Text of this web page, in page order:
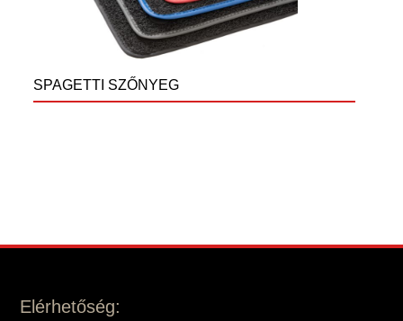
SPAGETTI SZŐNYEG
Elérhetőség: